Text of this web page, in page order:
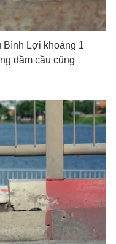
Bình Lợi khoảng 1
dầm cầu cũng